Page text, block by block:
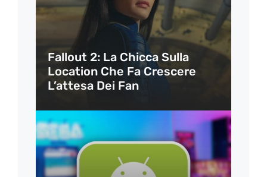
Fallout 2: La Chicca Sulla
Location Che Fa Crescere
L’attesa Dei Fan